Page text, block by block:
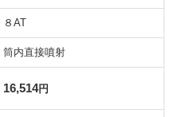
８AT
筒内直接噴射
？16,514円